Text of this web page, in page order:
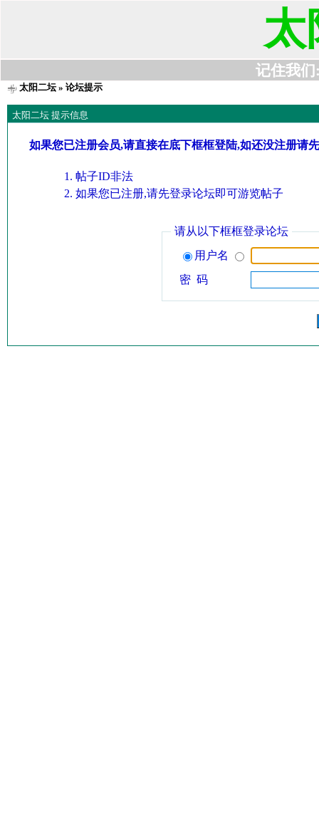
太
记住我们
太阳二坛» 论坛提示
太阳二坛 提示信息
如果您已注册会员,请直接在底下框框登陆,如还没注册请
帖子ID非法
如果您已注册,请先登录论坛即可游览帖子
请从以下框框登录论坛
用户名
密 码